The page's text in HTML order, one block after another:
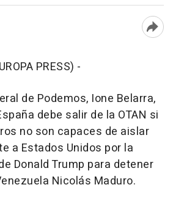
PRESS) -
de Podemos, Ione Belarra,
debe salir de la OTAN si
no son capaces de aislar
a Estados Unidos por la
Donald Trump para detener
Nicolás Maduro.